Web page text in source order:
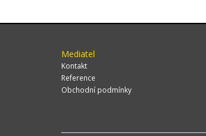
Mediatel
Kontakt
Reference
Obchodní podmínky